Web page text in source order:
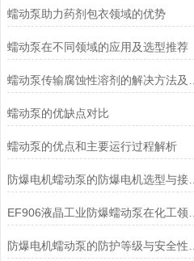
蠕动泵助力药剂包衣领域的优势
蠕动泵在不同领域的应用及选型推荐
蠕动泵的优缺点对比
蠕动泵的优点和主要运行过程解析
防爆电机蠕动泵的防爆电机选型与接线要求